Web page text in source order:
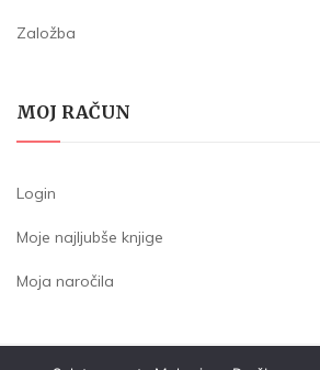
Založba
MOJ RAČUN
Login
Moje najljubše knjige
Moja naročila